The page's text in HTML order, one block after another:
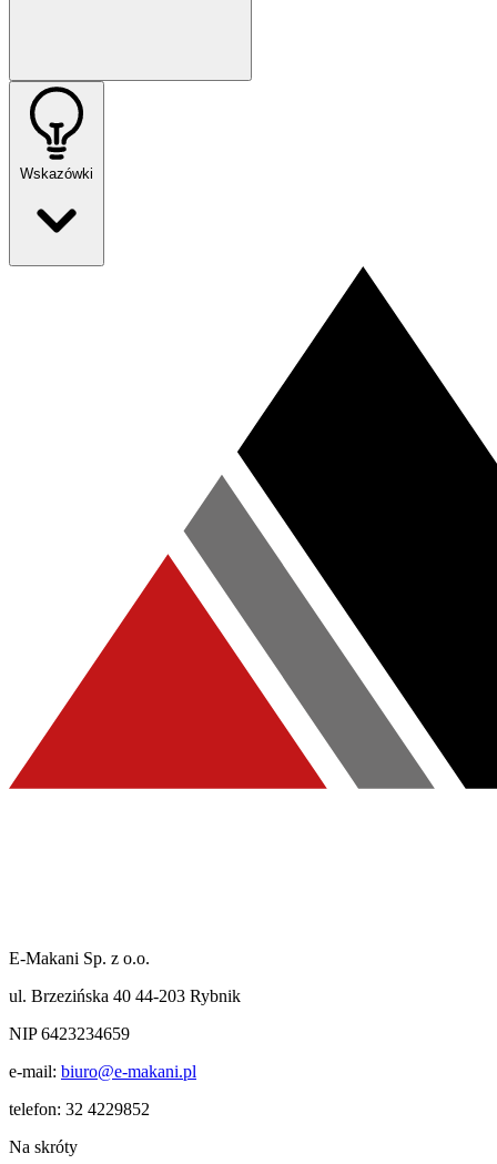
Wskazówki
E-Makani Sp. z o.o.
ul. Brzezińska 40 44-203 Rybnik
NIP 6423234659
e-mail: biuro@e-makani.pl
telefon: 32 4229852
Na skróty